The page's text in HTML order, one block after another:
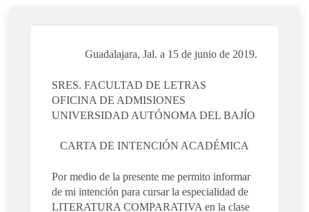
Guadalajara, Jal. a 15 de junio de 2019.
SRES. FACULTAD DE LETRAS
OFICINA DE ADMISIONES
UNIVERSIDAD AUTÓNOMA DEL BAJÍO
CARTA DE INTENCIÓN ACADÉMICA
Por medio de la presente me permito informar
de mi intención para cursar la especialidad de
LITERATURA COMPARATIVA en la clase